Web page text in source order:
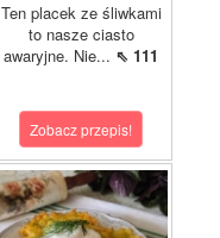
Ten placek ze śliwkami
to nasze ciasto
awaryjne. Nie... ⇖ 111
Zobacz przepis!